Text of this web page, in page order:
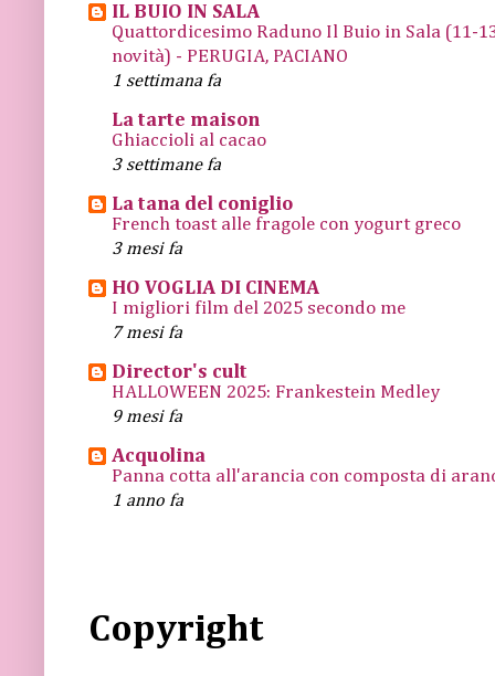
IL BUIO IN SALA
Quattordicesimo Raduno Il Buio in Sala (11-
novità) - PERUGIA, PACIANO
1 settimana fa
La tarte maison
Ghiaccioli al cacao
3 settimane fa
La tana del coniglio
French toast alle fragole con yogurt greco
3 mesi fa
HO VOGLIA DI CINEMA
I migliori film del 2025 secondo me
7 mesi fa
Director's cult
HALLOWEEN 2025: Frankestein Medley
9 mesi fa
Acquolina
Panna cotta all'arancia con composta di
1 anno fa
Copyright